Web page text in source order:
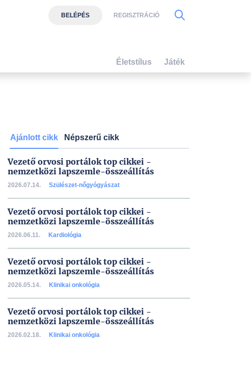
Ajánlott cikk Népszerű cikk
Vezető orvosi portálok top cikkei -
nemzetközi lapszemle-összeállítás
2026.07.14. Szülészet-nőgyógyászat
Vezető orvosi portálok top cikkei -
nemzetközi lapszemle-összeállítás
2026.06.11. Kardiológia
Vezető orvosi portálok top cikkei -
nemzetközi lapszemle-összeállítás
2026.05.14. Klinikai onkológia
Vezető orvosi portálok top cikkei -
nemzetközi lapszemle-összeállítás
2026.02.18. Klinikai onkológia
BELÉPÉS REGISZTRÁCIÓ
Életstílus Játék